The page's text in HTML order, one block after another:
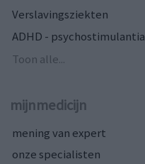
Verslavingsziekten
ADHD - psychostimulantia
Toon alle...
mijnmedicijn
mening van expert
onze specialisten